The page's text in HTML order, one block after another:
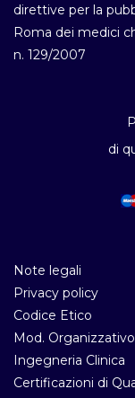
direttive per la
Roma dei medici
n. 129/2007
di
Note legali
Privacy policy
Codice Etico
Mod. Organizzativo
Ingegneria Clinica
Certificazioni di